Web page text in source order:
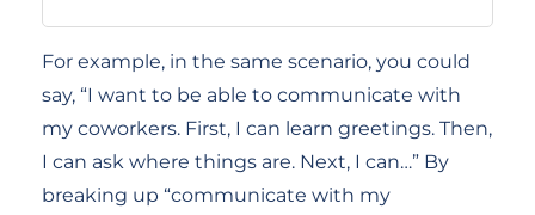
For example, in the same scenario, you could
say, “I want to be able to communicate with
my coworkers. First, I can learn greetings. Then,
I can ask where things are. Next, I can…” By
breaking up “communicate with my